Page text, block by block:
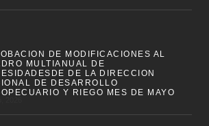
DE MODIFICACIONES AL
MULTIANUAL DE
DE LA DIRECCION
DE DESARROLLO
Y RIEGO MES DE MAYO